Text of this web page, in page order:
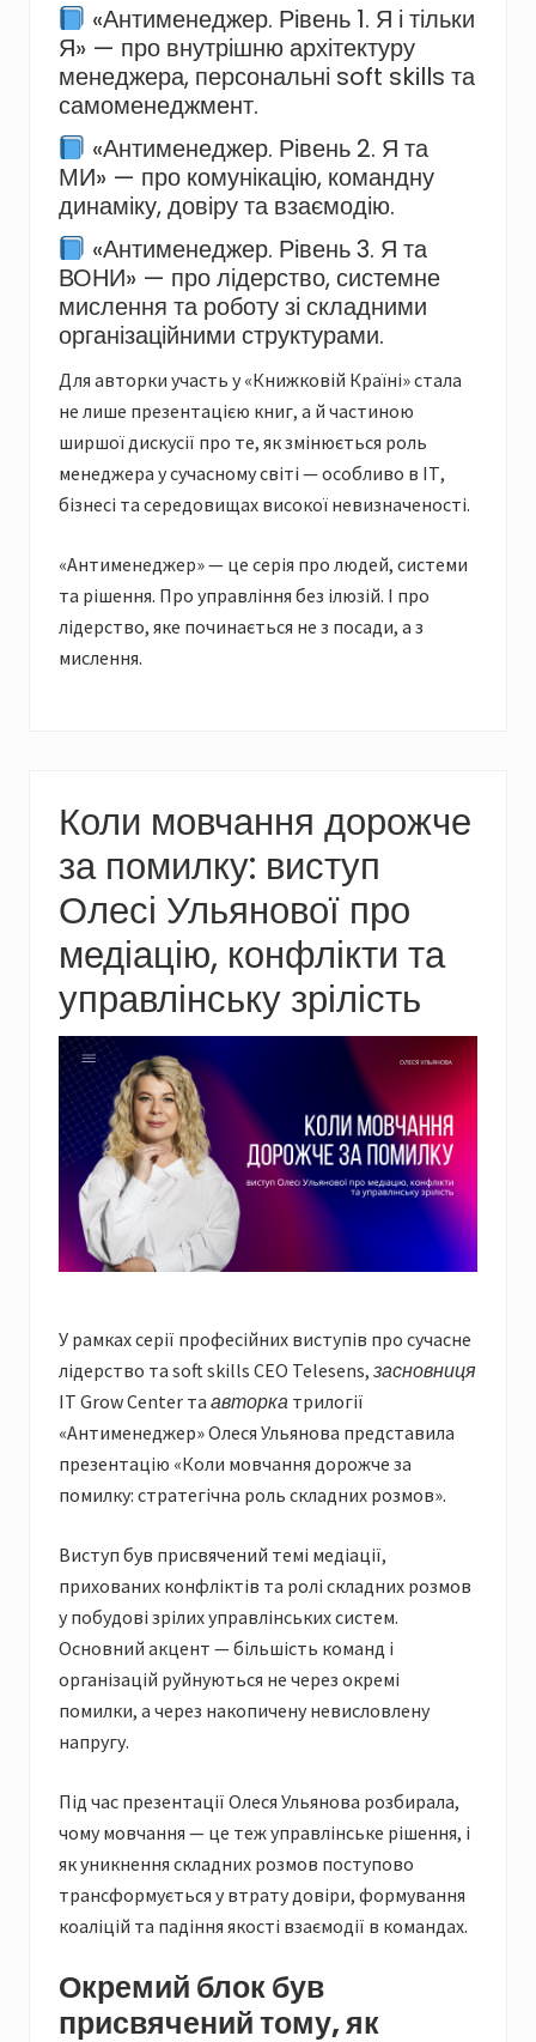
«Антименеджер. Рівень 1. Я і тільки
Я» — про внутрішню архітектуру
менеджера, персональні soft skills та
самоменеджмент.
«Антименеджер. Рівень 2. Я та
МИ» — про комунікацію, командну
динаміку, довіру та взаємодію.
«Антименеджер. Рівень 3. Я та
ВОНИ» — про лідерство, системне
мислення та роботу зі складними
організаційними структурами.
Для авторки участь у «Книжковій Країні» стала
не лише презентацією книг, а й частиною
ширшої дискусії про те, як змінюється роль
менеджера у сучасному світі — особливо в ІТ,
бізнесі та середовищах високої невизначеності.
«Антименеджер» — це серія про людей, системи
та рішення. Про управління без ілюзій. І про
лідерство, яке починається не з посади, а з
мислення.
Коли мовчання дорожче
за помилку: виступ
Олесі Ульянової про
медіацію, конфлікти та
управлінську зрілість
У рамках серії професійних виступів про сучасне
лідерство та soft skills CEO Telesens, засновниця
IT Grow Center та авторка трилогії
«Антименеджер» Олеся Ульянова представила
презентацію «Коли мовчання дорожче за
помилку: стратегічна роль складних розмов».
Виступ був присвячений темі медіації,
прихованих конфліктів та ролі складних розмов
у побудові зрілих управлінських систем.
Основний акцент — більшість команд і
організацій руйнуються не через окремі
помилки, а через накопичену невисловлену
напругу.
Під час презентації Олеся Ульянова розбирала,
чому мовчання — це теж управлінське рішення, і
як уникнення складних розмов поступово
трансформується у втрату довіри, формування
коаліцій та падіння якості взаємодії в командах.
Окремий блок був
присвячений тому, як